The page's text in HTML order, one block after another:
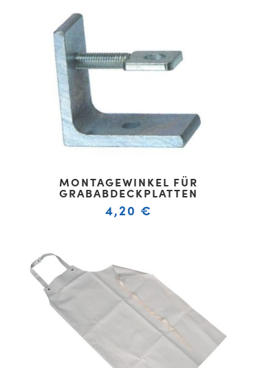
MONTAGEWINKEL FÜR
GRABABDECKPLATTEN
4,20 €